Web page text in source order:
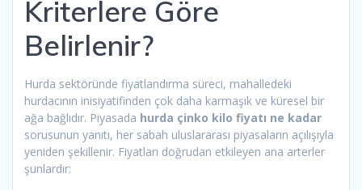
Kriterlere Göre
Belirlenir?
Hurda sektöründe fiyatlandırma süreci, mahalledeki
hurdacının inisiyatifinden çok daha karmaşık ve küresel bir
ağa bağlıdır. Piyasada hurda çinko kilo fiyatı ne kadar
sorusunun yanıtı, her sabah uluslararası piyasaların açılışıyla
yeniden şekillenir. Fiyatları doğrudan etkileyen ana arterler
şunlardır: